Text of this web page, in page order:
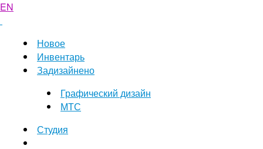
EN
Новое
Инвентарь
Задизайнено
Графический дизайн
МТС
Студия